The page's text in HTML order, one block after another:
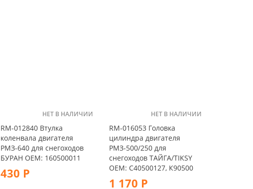
НЕТ В НАЛИЧИИ
RM-012840 Втулка
коленвала двигателя
РМЗ-640 для снегоходов
БУРАН OEM: 160500011
430 Р
НЕТ В НАЛИЧИИ
RM-016053 Головка
цилиндра двигателя
РМЗ-500/250 для
снегоходов ТАЙГА/TIKSY
OEM: C40500127, К90500
1 170 Р